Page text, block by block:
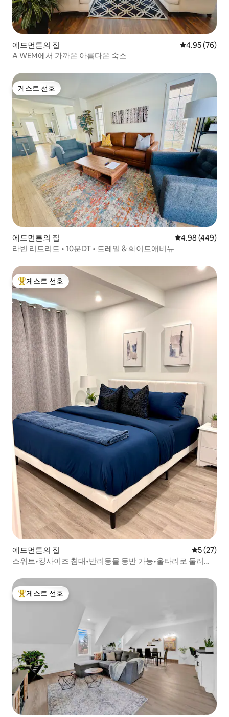
에드먼튼의 집 평점 4.95점(5
4.95 (76)
A WEM에서 가까운 아름다운 숙소
게스트 선호
게스트 선호
에드먼튼의 집 평점 4.98점(5
4.98 (449)
라빈 리트리트 • 10분DT • 트레일 & 화이트애비뉴
상위 게스트 선호
게스트 선호
에드먼튼의 집 평점 5점
5 (27)
스위트•킹사이즈 침대•반려동물 동반 가능•울타리로 둘러싸
상위 게스트 선호
게스트 선호